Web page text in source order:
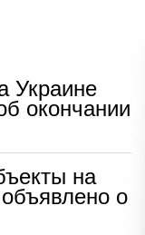
Украине
окончании
на
о